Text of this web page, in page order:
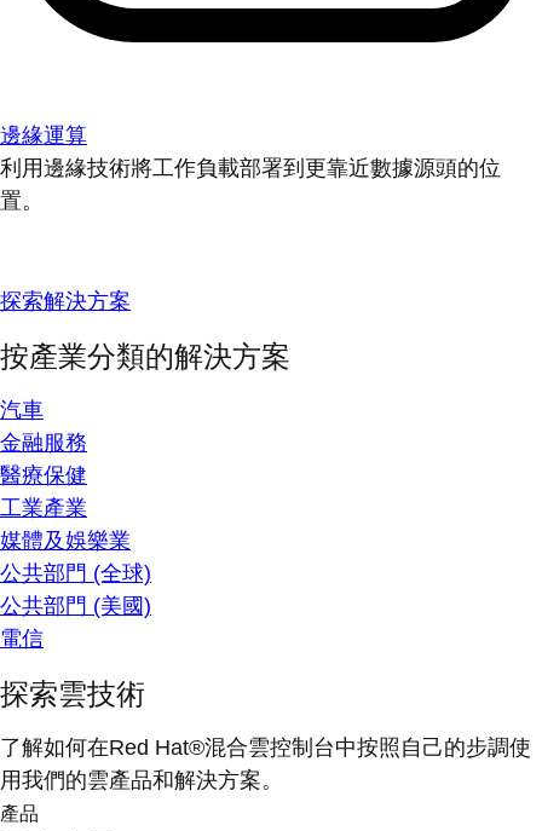
邊緣運算
利用邊緣技術將工作負載部署到更靠近數據源頭的位
置。
探索解決方案
按產業分類的解決方案
汽車
金融服務
醫療保健
工業產業
媒體及娛樂業
公共部門 (全球)
公共部門 (美國)
電信
探索雲技術
了解如何在Red Hat®混合雲控制台中按照自己的步調使
用我們的雲產品和解決方案。
產品